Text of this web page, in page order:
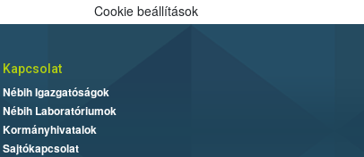
Cookie beállítások
Kapcsolat
Nébih Igazgatóságok
Nébih Laboratóriumok
Kormányhivatalok
Sajtókapcsolat